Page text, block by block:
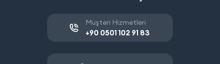
Müşteri Hizmetleri
+90 0501 102 91 83